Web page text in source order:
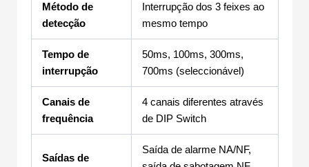
Método de
detecção
Interrupção dos 3 feixes ao
mesmo tempo
Tempo de
interrupção
50ms, 100ms, 300ms,
700ms (seleccionável)
Canais de
frequência
4 canais diferentes através
de DIP Switch
Saídas de
Saída de alarme NA/NF,